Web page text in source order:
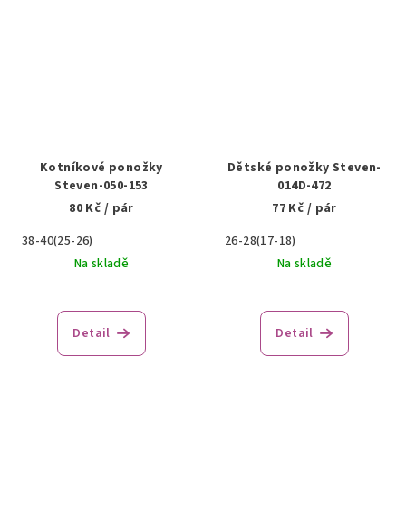
Kotníkové ponožky
Steven-050-153
80 Kč / pár
38-40(25-26)
Na skladě
Detail
Dětské ponožky Steven-
014D-472
77 Kč / pár
26-28(17-18)
Na skladě
Detail